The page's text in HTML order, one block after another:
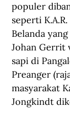
populer
seperti
Belanda
Johan Gerrit
sapi di
Preanger
masyarakat
Jongkindt